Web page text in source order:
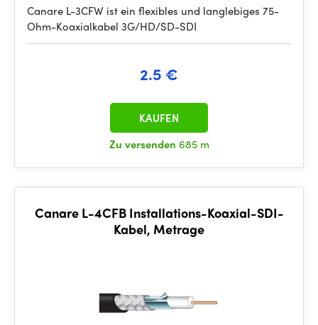
Canare L-3CFW ist ein flexibles und langlebiges 75-
Ohm-Koaxialkabel 3G/HD/SD-SDI
2.5 €
Zu versenden 685 m
KAUFEN
Canare L-4CFB Installations-Koaxial-SDI-
Kabel, Metrage